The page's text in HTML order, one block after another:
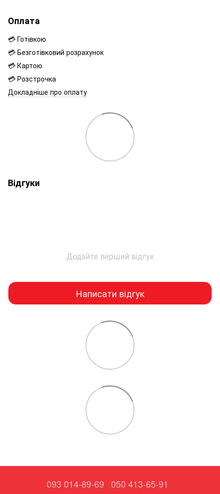
Оплата
💳 Готівкою
💳 Безготівковий розрахунок
💳 Картою
💳 Розстрочка
Докладніше про оплату
Відгуки
Додайте перший відгук
Написати відгук
093 014-89-69 050 413-65-91